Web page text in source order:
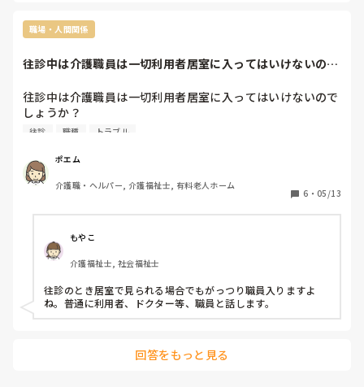
職場・人間関係
往診中は介護職員は一切利用者居室に入ってはいけないので
往診中は介護職員は一切利用者居室に入ってはいけないので
しょうか？
半自立の方の居室におやつ配膳に行った際に『配った後だか
んだけど！』と嫌味っぽく言われました。
100歩譲っておやつ配膳を待って欲しかったって言われるの
はまだしょうがないとは思いますが、自立の利用者の居室に
洗濯物返却に行きました。その利用者は洗濯物は入口付近の
所定位置に置いておくだけで、時間にしても1秒もかからな
いくらいです。お部屋の奥で往診中だった為、そっと邪魔し
ないように所定位置に洗濯物返却しようとしたら同様に『往
診中なんだけど！』と言われ返却できず。他業務をしてまし
た。食介が必要な利用者も往診ある後にしてと言われそれだ
けならまだ良いですが、終わったら終わったの一言もなし。
普通終わったら一言連絡するべきなのでは？とそれにも疑問
排泄介助、食事配膳、食事介助、服薬介助、おやつ配膳と下
往診 職種 トラブル
ポエム
介護職・ヘルパー, 介護福祉士, 有料老人ホーム
6 ・ 05/13
もやこ
介護福祉士, 社会福祉士
往診のとき居室で見られる場合でもがっつり職員入りますよ
ね。普通に利用者、ドクター等、職員と話します。
回答をもっと見る